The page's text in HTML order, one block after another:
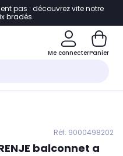
page
pas : découvrez vite notre
bradés.
Me connecterPanier
Réf. 9000498202
balconnet a